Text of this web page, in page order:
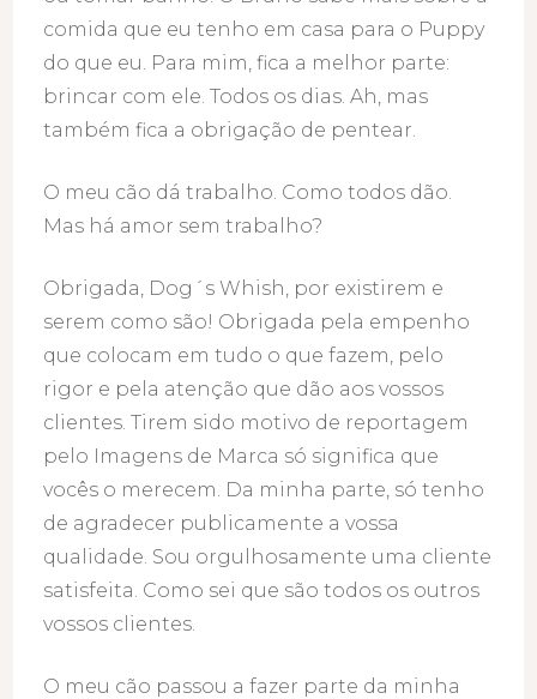
comida que eu tenho em casa para o Puppy
do que eu. Para mim, fica a melhor parte:
brincar com ele. Todos os dias. Ah, mas
também fica a obrigação de pentear.
O meu cão dá trabalho. Como todos dão.
Mas há amor sem trabalho?
Obrigada, Dog´s Whish, por existirem e
serem como são! Obrigada pela empenho
que colocam em tudo o que fazem, pelo
rigor e pela atenção que dão aos vossos
clientes. Tirem sido motivo de reportagem
pelo Imagens de Marca só significa que
vocês o merecem. Da minha parte, só tenho
de agradecer publicamente a vossa
qualidade. Sou orgulhosamente uma cliente
satisfeita. Como sei que são todos os outros
vossos clientes.
O meu cão passou a fazer parte da minha